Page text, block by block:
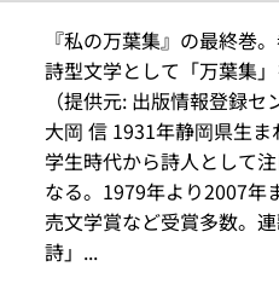
『私の万葉集』の最終巻
詩型文学として「万葉集
（提供元: 出版情報登録セ
大岡 信 1931年静岡県生
学生時代から詩人として
なる。1979年より2007年
売文学賞など受賞多数。
詩」...